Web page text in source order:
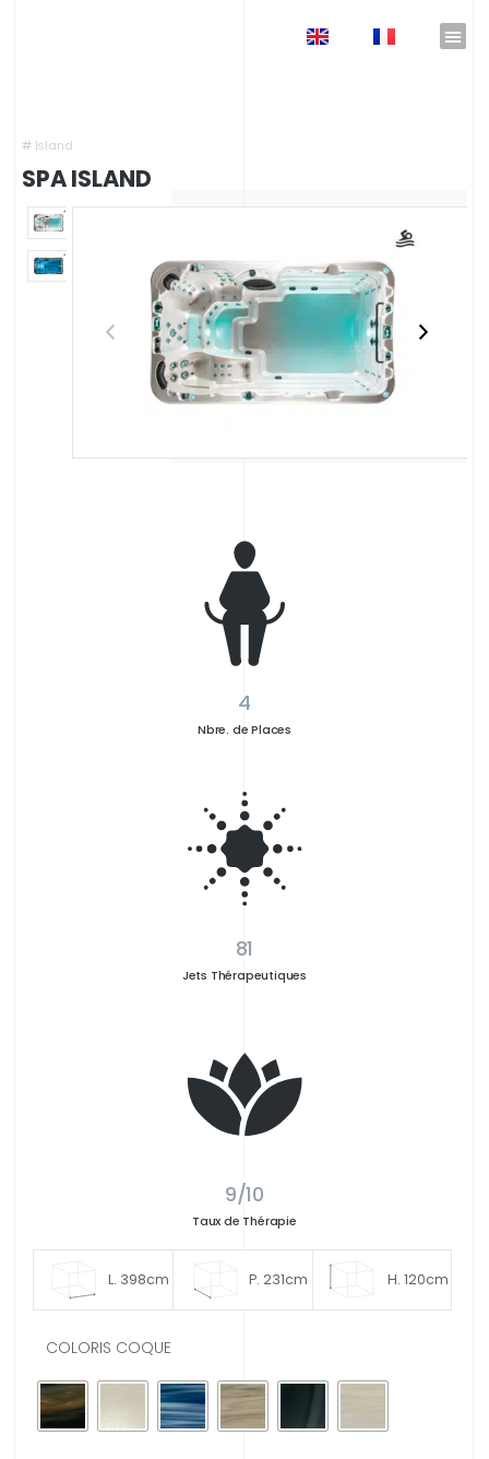
# Island
SPA ISLAND
4
Nbre. de Places
81
Jets Thérapeutiques
9/10
Taux de Thérapie
L. 398cm P. 231cm H. 120cm
COLORIS COQUE